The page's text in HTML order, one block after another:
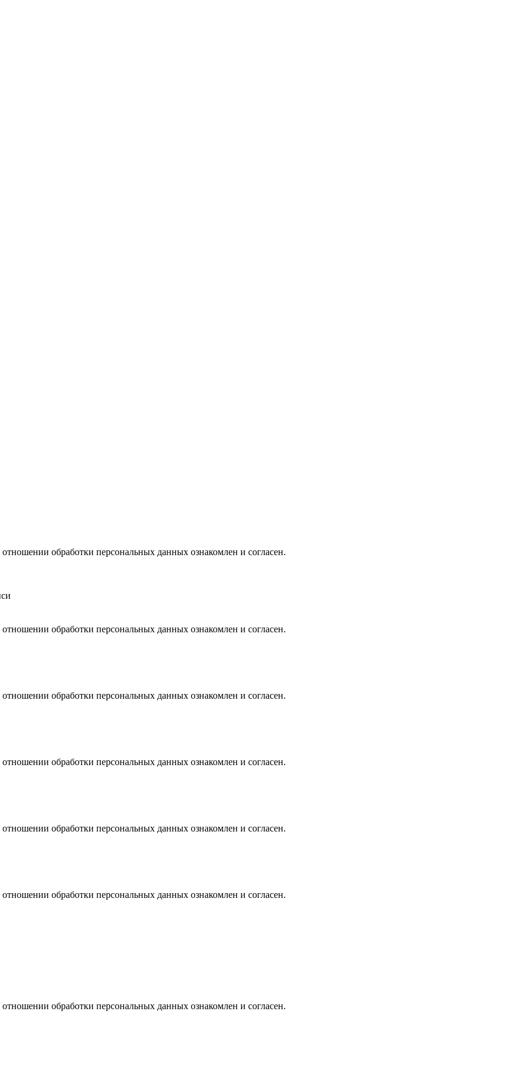
отношении обработки персональных данных ознакомлен и согласен.
отношении обработки персональных данных ознакомлен и согласен.
отношении обработки персональных данных ознакомлен и согласен.
отношении обработки персональных данных ознакомлен и согласен.
отношении обработки персональных данных ознакомлен и согласен.
отношении обработки персональных данных ознакомлен и согласен.
отношении обработки персональных данных ознакомлен и согласен.